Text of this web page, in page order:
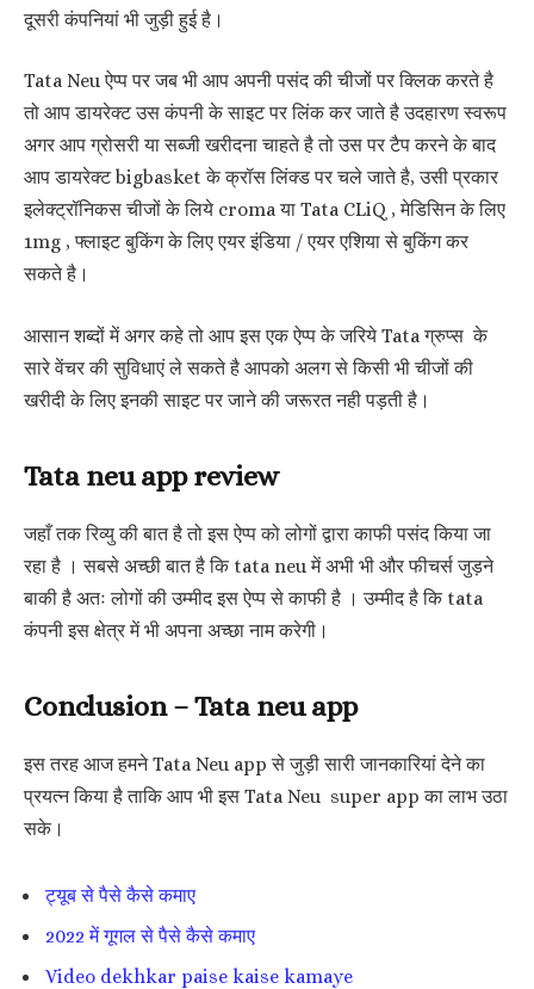
दूसरी कंपनियां भी जुड़ी हुई है।
Tata Neu ऐप्प पर जब भी आप अपनी पसंद की चीजों पर क्लिक करते है
तो आप डायरेक्ट उस कंपनी के साइट पर लिंक कर जाते है उदहारण स्वरूप
अगर आप ग्रोसरी या सब्जी खरीदना चाहते है तो उस पर टैप करने के बाद
आप डायरेक्ट bigbasket के क्रॉस लिंक्ड पर चले जाते है, उसी प्रकार
इलेक्ट्रॉनिकस चीजों के लिये croma या Tata CLiQ , मेडिसिन के लिए
1mg , फ्लाइट बुकिंग के लिए एयर इंडिया / एयर एशिया से बुकिंग कर
सकते है।
आसान शब्दों में अगर कहे तो आप इस एक ऐप्प के जरिये Tata ग्रुप्स के
सारे वेंचर की सुविधाएं ले सकते है आपको अलग से किसी भी चीजों की
खरीदी के लिए इनकी साइट पर जाने की जरूरत नही पड़ती है।
Tata neu app review
जहाँ तक रिव्यु की बात है तो इस ऐप्प को लोगों द्वारा काफी पसंद किया जा
रहा है । सबसे अच्छी बात है कि tata neu में अभी भी और फीचर्स जुड़ने
बाकी है अतः लोगों की उम्मीद इस ऐप्प से काफी है । उम्मीद है कि tata
कंपनी इस क्षेत्र में भी अपना अच्छा नाम करेगी।
Conclusion – Tata neu app
इस तरह आज हमने Tata Neu app से जुड़ी सारी जानकारियां देने का
प्रयत्न किया है ताकि आप भी इस Tata Neu super app का लाभ उठा
सके।
ट्यूब से पैसे कैसे कमाए
2022 में गूगल से पैसे कैसे कमाए
Video dekhkar paise kaise kamaye